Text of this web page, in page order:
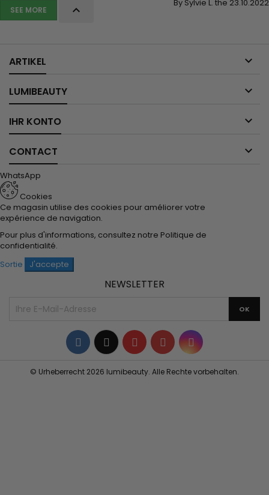
By Sylvie L. the 23.10.2022
SEE MORE 
ARTIKEL 
LUMIBEAUTY 
IHR KONTO 
CONTACT 
WhatsApp
Cookies
Ce magasin utilise des cookies pour améliorer votre
expérience de navigation.
Pour plus d'informations, consultez notre Politique de
confidentialité.
Sortie
J'accepte
NEWSLETTER
Facebook
TwitterYouTubePinterestInstagram
© Urheberrecht 2026 lumibeauty. Alle Rechte vorbehalten.